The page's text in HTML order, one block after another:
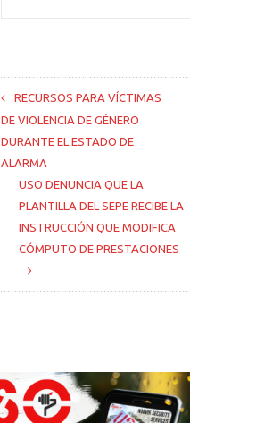
RECURSOS PARA VÍCTIMAS
DE VIOLENCIA DE GÉNERO
DURANTE EL ESTADO DE
ALARMA
USO DENUNCIA QUE LA
PLANTILLA DEL SEPE RECIBE LA
INSTRUCCIÓN QUE MODIFICA
CÓMPUTO DE PRESTACIONES